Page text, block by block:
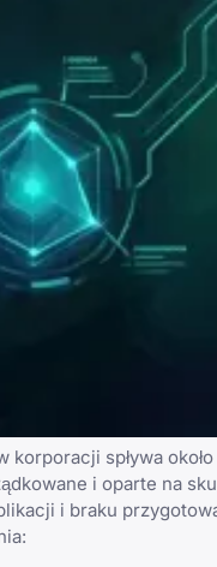
korporacji spływa
i oparte na
i braku